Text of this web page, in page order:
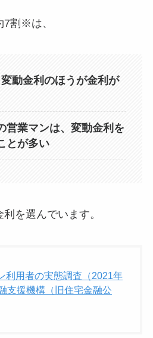
7割※は、
動金利のほうが金利が
営業マンは、変動金利を
とが多い
を選んでいます。
利用者の実態調査（2021年
支援機構（旧住宅金融公